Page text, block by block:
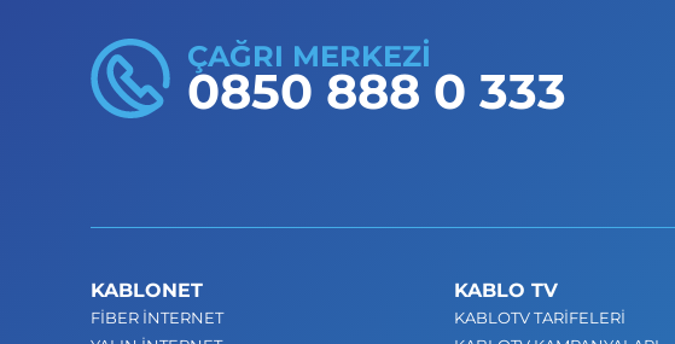
ÇAĞRI MERKEZİ
0850 888 0 333
KABLONET
FİBER İNTERNET
KABLO TV
KABLOTV TARİFELERİ